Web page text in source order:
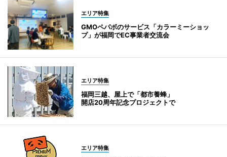
エリア特集
GMOペパボのサービス「カラーミーショッ
プ」が福岡でEC事業者交流会
エリア特集
福岡三越、屋上で「都市養蜂」
開店20周年記念プロジェクトで
エリア特集